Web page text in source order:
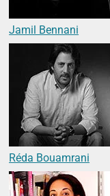
Jamil Bennani
Réda Bouamrani